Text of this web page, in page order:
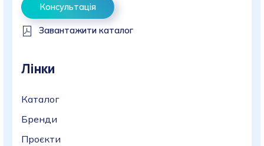
Консультація
Завантажити каталог
Лінки
Каталог
Бренди
Проєкти